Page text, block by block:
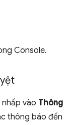
Console.
nhấp vào Thông
thông báo đến